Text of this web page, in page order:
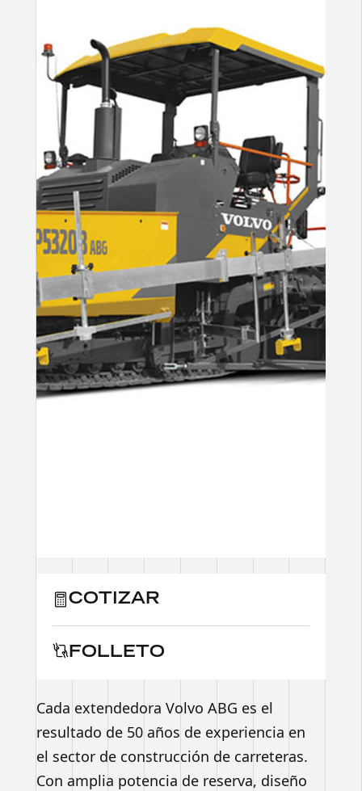
Cada extendedora Volvo ABG es el
resultado de 50 años de experiencia en
el sector de construcción de carreteras.
Con amplia potencia de reserva, diseño
COTIZAR
FOLLETO